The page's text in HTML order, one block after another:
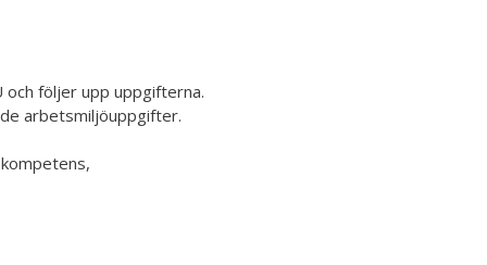
följer upp uppgifterna.
arbetsmiljöuppgifter.